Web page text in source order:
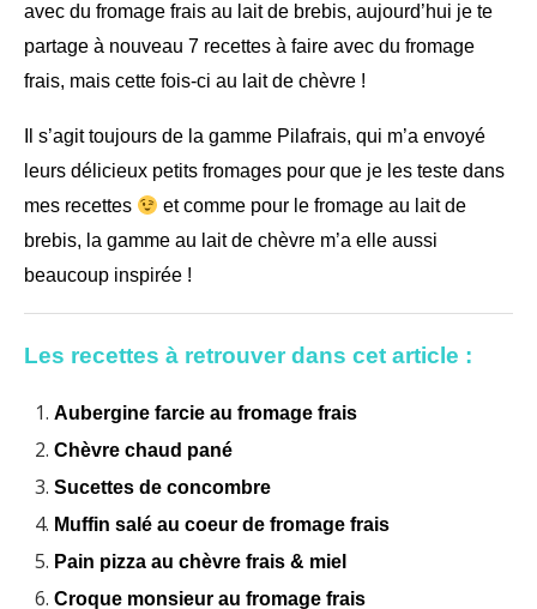
avec du fromage frais au lait de brebis, aujourd’hui je te
partage à nouveau 7 recettes à faire avec du fromage
frais, mais cette fois-ci au lait de chèvre !
Il s’agit toujours de la gamme Pilafrais, qui m’a envoyé
leurs délicieux petits fromages pour que je les teste dans
mes recettes
et comme pour le fromage au lait de
brebis, la gamme au lait de chèvre m’a elle aussi
beaucoup inspirée !
Les recettes à retrouver dans cet article :
Aubergine farcie au fromage frais
Chèvre chaud pané
Sucettes de concombre
Muffin salé au coeur de fromage frais
Pain pizza au chèvre frais & miel
Croque monsieur au fromage frais